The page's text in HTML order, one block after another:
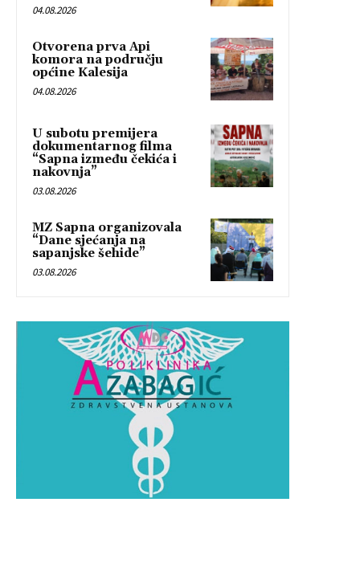
04.08.2026
Otvorena prva Api
komora na području
općine Kalesija
04.08.2026
U subotu premijera
dokumentarnog filma
“Sapna između čekića i
nakovnja”
03.08.2026
MZ Sapna organizovala
“Dane sjećanja na
sapanjske šehide”
03.08.2026